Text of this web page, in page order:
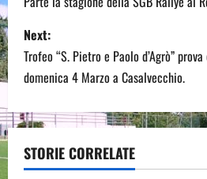
s
t
n
a
Next:
Trofeo “S. Pietro e Paolo d’Agrò”
domenica 4 Marzo a Casalvecchio.
STORIE CORRELATE